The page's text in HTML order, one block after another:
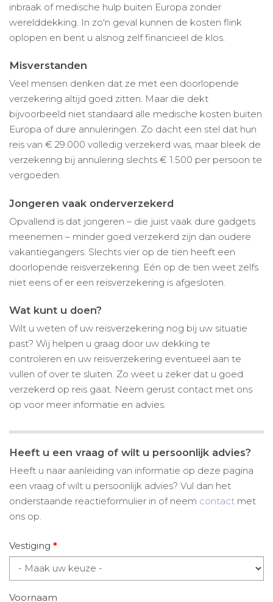
inbraak of medische hulp buiten Europa zonder
werelddekking. In zo'n geval kunnen de kosten flink
oplopen en bent u alsnog zelf financieel de klos.
Misverstanden
Veel mensen denken dat ze met een doorlopende
verzekering altijd goed zitten. Maar die dekt
bijvoorbeeld niet standaard alle medische kosten buiten
Europa of dure annuleringen. Zo dacht een stel dat hun
reis van € 29.000 volledig verzekerd was, maar bleek de
verzekering bij annulering slechts € 1.500 per persoon te
vergoeden.
Jongeren vaak onderverzekerd
Opvallend is dat jongeren – die juist vaak dure gadgets
meenemen – minder goed verzekerd zijn dan oudere
vakantiegangers. Slechts vier op de tien heeft een
doorlopende reisverzekering. Eén op de tien weet zelfs
niet eens of er een reisverzekering is afgesloten.
Wat kunt u doen?
Wilt u weten of uw reisverzekering nog bij uw situatie
past? Wij helpen u graag door uw dekking te
controleren en uw reisverzekering eventueel aan te
vullen of over te sluiten. Zo weet u zeker dat u goed
verzekerd op reis gaat. Neem gerust contact met ons
op voor meer informatie en advies.
Heeft u een vraag of wilt u persoonlijk advies?
Heeft u naar aanleiding van informatie op deze pagina
een vraag of wilt u persoonlijk advies? Vul dan het
onderstaande reactieformulier in of neem contact met
ons op.
Vestiging *
Voornaam